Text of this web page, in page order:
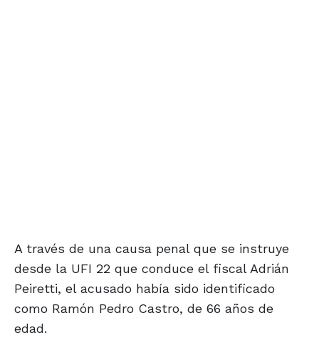
A través de una causa penal que se instruye
desde la UFI 22 que conduce el fiscal Adrián
Peiretti, el acusado había sido identificado
como Ramón Pedro Castro, de 66 años de
edad.